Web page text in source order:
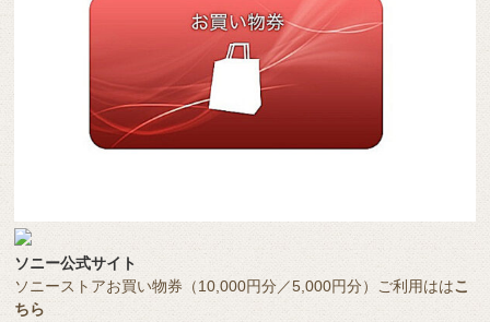
ソニー公式サイト
ソニーストアお買い物券（10,000円分／5,000円分）ご利用ははこ
ちら